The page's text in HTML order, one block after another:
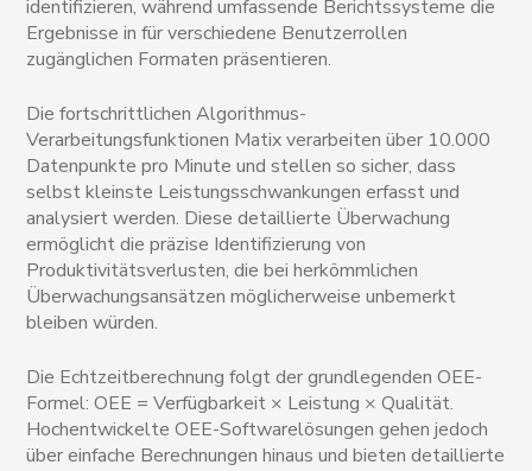
identifizieren, während umfassende Berichtssysteme die
Ergebnisse in für verschiedene Benutzerrollen
zugänglichen Formaten präsentieren.
Die fortschrittlichen Algorithmus-
Verarbeitungsfunktionen Matix verarbeiten über 10.000
Datenpunkte pro Minute und stellen so sicher, dass
selbst kleinste Leistungsschwankungen erfasst und
analysiert werden. Diese detaillierte Überwachung
ermöglicht die präzise Identifizierung von
Produktivitätsverlusten, die bei herkömmlichen
Überwachungsansätzen möglicherweise unbemerkt
bleiben würden.
Die Echtzeitberechnung folgt der grundlegenden OEE-
Formel: OEE = Verfügbarkeit × Leistung × Qualität.
Hochentwickelte OEE-Softwarelösungen gehen jedoch
über einfache Berechnungen hinaus und bieten detaillierte